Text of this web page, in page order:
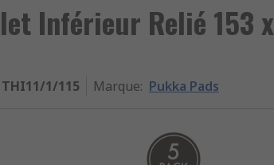
Inférieur Relié 153 x
THI11/1/115 Marque: Pukka Pads